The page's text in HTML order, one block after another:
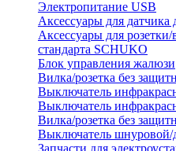
Электропитание USB
Аксессуары для датчика
Аксессуары для
стандарта SCHUKO
Блок управления жалюзи
Вилка/розетка без
Выключатель
Выключатель
Вилка/розетка без
Выключатель
Запчасти для